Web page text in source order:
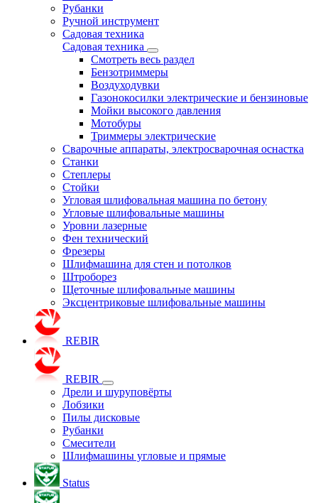
Рубанки
Ручной инструмент
Садовая техника
Садовая техника
Смотреть весь раздел
Бензотриммеры
Воздуходувки
Газонокосилки электрические и бензиновые
Мойки высокого давления
Мотобуры
Триммеры электрические
Сварочные аппараты, электросварочная оснастка
Станки
Степлеры
Стойки
Угловая шлифовальная машина по бетону
Угловые шлифовальные машины
Уровни лазерные
Фен технический
Фрезеры
Шлифмашина для стен и потолков
Штроборез
Щеточные шлифовальные машины
Эксцентриковые шлифовальные машины
REBIR
REBIR
Дрели и шуруповёрты
Лобзики
Пилы дисковые
Рубанки
Смесители
Шлифмашины угловые и прямые
Status